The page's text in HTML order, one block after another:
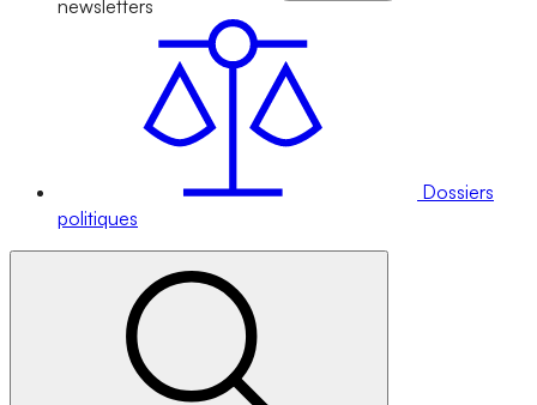
newsletters
Dossiers
politiques